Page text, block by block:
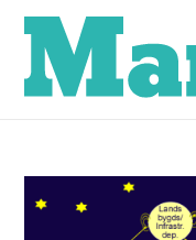
Skip
content